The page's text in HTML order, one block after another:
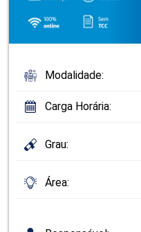
Modalidade:
Carga Horária:
Grau:
Área: